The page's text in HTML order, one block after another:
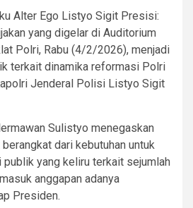
Alter Ego Listyo Sigit Presisi:
yang digelar di Auditorium
Polri, Rabu (4/2/2026), menjadi
terkait dinamika reformasi Polri
Jenderal Polisi Listyo Sigit
Sulistyo menegaskan
dari kebutuhan untuk
yang keliru terkait sejumlah
anggapan adanya
Presiden.